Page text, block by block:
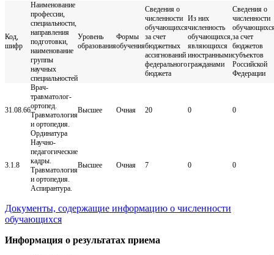
Код,
шифр
Наименование
профессии,
специальности,
направления
подготовки,
наименование
группы
научных
специальностей
Уровень
образования
Формы
обучения
Сведения о
численности
обучающихся
за счет
бюджетных
ассигнований
федерального
бюджета
Из них
численность
обучающихся,
являющихся
иностранными
гражданами
Сведения о
численности
за счет
бюджетов
субъектов
Российской
Федерации
31.08.66
Врач-
травматолог-
ортопед.
Травматология
и ортопедия.
Ординатура
Высшее Очная 20 0 0
3.1.8
Научно-
педагогические
кадры.
Травматология
и ортопедия.
Аспирантура.
Высшее Очная 7 0 0
Документы, содержащие информацию о численности
обучающихся
Информация о результатах приема